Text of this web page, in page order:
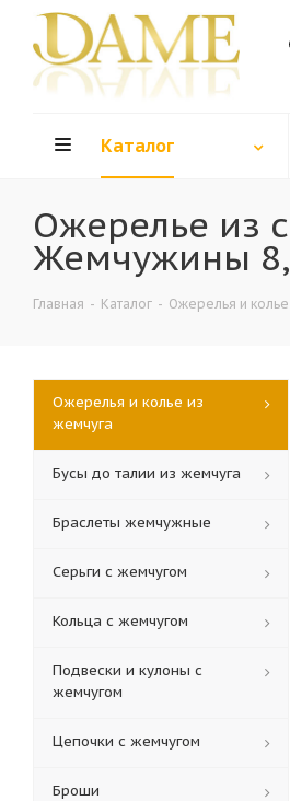
Каталог
Ожерелье из
Жемчужины
Главная - Каталог - Ожерелья и
Ожерелья и колье из
жемчуга
Бусы до талии из жемчуга
Браслеты жемчужные
Серьги с жемчугом
Кольца c жемчугом
Подвески и кулоны с
жемчугом
Цепочки с жемчугом
Броши